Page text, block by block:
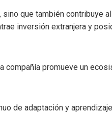
que también contribuye
inversión extranjera y
promueve un
de adaptación y